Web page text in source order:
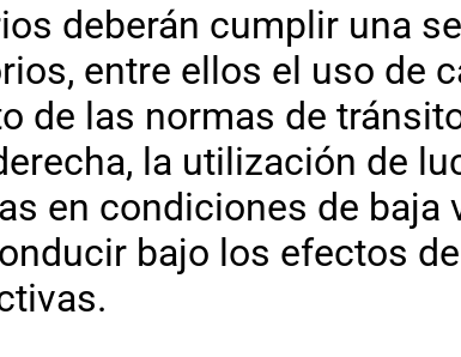
deberán cumplir una
entre ellos el uso de
de las normas de
la utilización de
en condiciones de baja
bajo los efectos